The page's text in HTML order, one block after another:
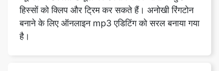
क्या मैं संपादित ऑडियो फ़ाइल डाउनलोड करने